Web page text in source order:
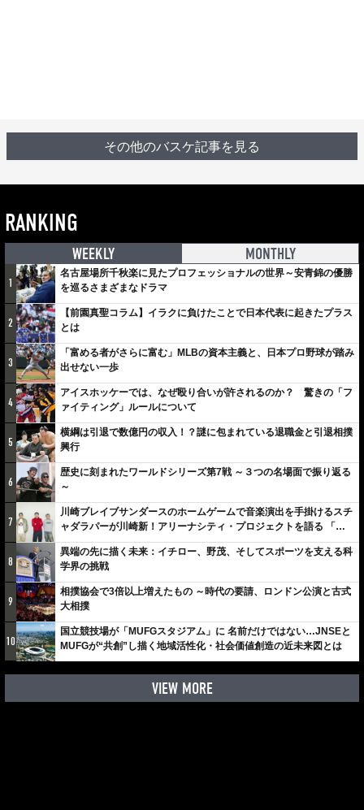
その他のバスケ記事を見る
RANKING
WEEKLY MONTHLY
1
名古屋場所千秋楽に見たプロフェッショナルの世界～安青錦の優勝
を巡るさまざまなドラマ
2
【前園真聖コラム】イラクに負けたことで日本代表に起きたプラス
とは
3
「富める者がさらに富む」MLBの資本主義と、日本プロ野球が踏み
出せない一歩
4
アイスホッケーでは、なぜ殴り合いが許されるのか？ 驚きの「フ
ァイティング」ルールについて
5
横綱は引退で数億円の収入！？謎に包まれている退職金と引退相撲
興行
6
歴史に刻まれたワールドシリーズ第7戦 ～３つの名場面で振り返る
～
7
川崎ブレイブサンダースのホームゲームで音楽演出を手掛けるスチ
ャダラパーが川崎新！アリーナシティ・プロジェクトを語る 「楽
しみでしかないでしょ。川崎は、ずっと成長曲線だから」
8
異端の先に描く未来：イチロー、野茂、そしてスポーツを支える科
学界の挑戦
9
相撲協会で3倍以上増えたもの ～時代の要請、ロンドン公演と古式
大相撲
10
国立競技場が「MUFGスタジアム」に 名前だけではない…JNSEと
MUFGが“共創”し描く地域活性化・社会価値創造の近未来図とは
VIEW MORE